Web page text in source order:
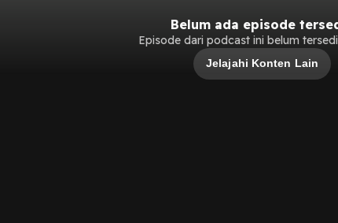
Belum ada episode
Episode dari podcast ini belum
Jelajahi Konten Lain